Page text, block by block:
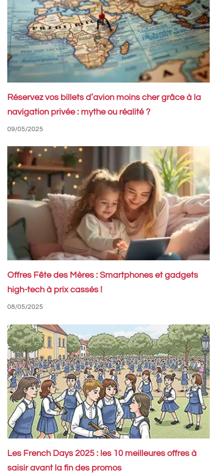
Réservez vos billets d’avion moins cher grâce à la
navigation privée : mythe ou réalité ?
09/05/2025
Offres Fête des Mères : Smartphones et gadgets
high-tech à prix cassés !
08/05/2025
Les French Days 2025 : les 10 meilleures offres à
saisir avant la fin des promos